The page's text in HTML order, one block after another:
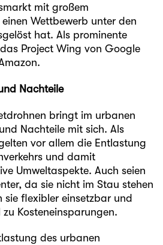
mit großem
Wettbewerb unter den
hat. Als prominente
Project Wing von Google
Nachteile
bringt im urbanen
Nachteile mit sich. Als
vor allem die Entlastung
und damit
Umweltaspekte. Auch seien
da sie nicht im Stau stehen
sie flexibler einsetzbar und
Kosteneinsparungen.
des urbanen